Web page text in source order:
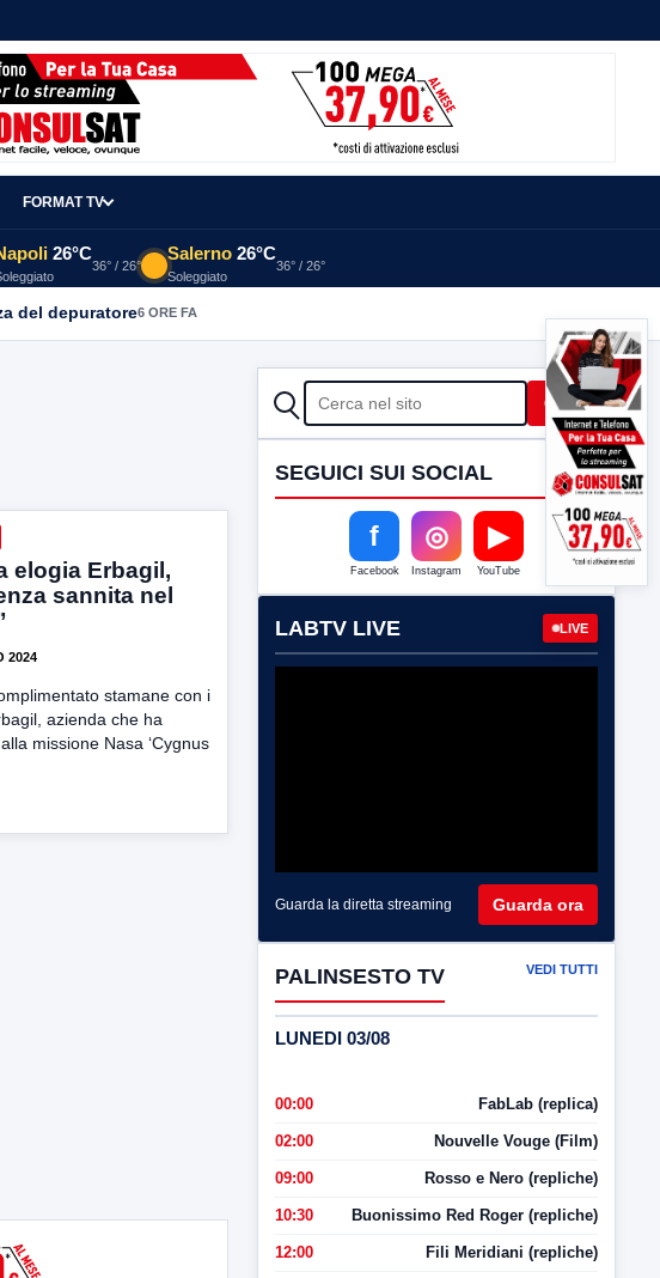
FORMAT TV
26°C
36° / 26°
Salerno 26°C
Soleggiato
36° / 26°
del depuratore6 ORE FA
elogia Erbagil,
sannita nel
2024
stamane con i
azienda che ha
missione Nasa ‘Cygnus
CERCA Cerca
SEGUICI SUI SOCIAL
f
Facebook
◎
Instagram
▶
YouTube
LABTV LIVE LIVE
Guarda la diretta streaming Guarda ora
PALINSESTO TV VEDI TUTTI
LUNEDI 03/08
00:00 FabLab (replica)
02:00 Nouvelle Vouge (Film)
09:00 Rosso e Nero (repliche)
10:30 Buonissimo Red Roger (repliche)
12:00 Fili Meridiani (repliche)